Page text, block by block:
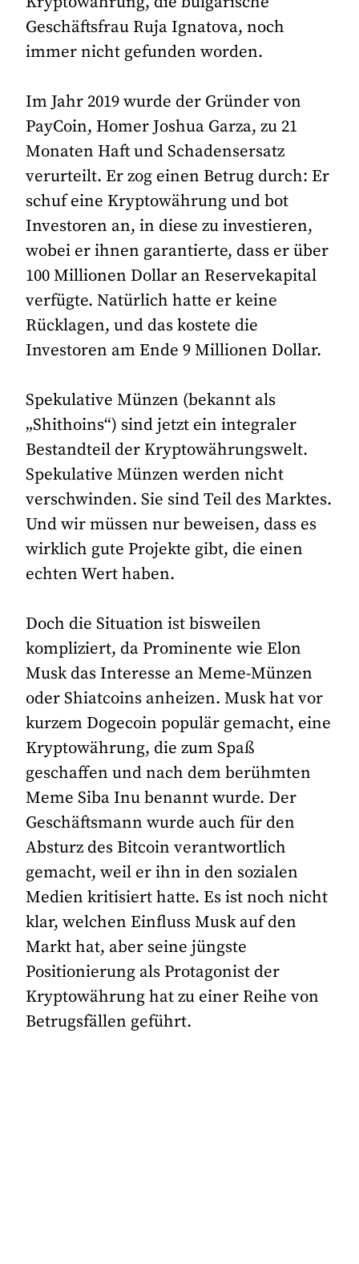
Geschäftsfrau Ruja Ignatova, noch
immer nicht gefunden worden.
Im Jahr 2019 wurde der Gründer von
PayCoin, Homer Joshua Garza, zu 21
Monaten Haft und Schadensersatz
verurteilt. Er zog einen Betrug durch: Er
schuf eine Kryptowährung und bot
Investoren an, in diese zu investieren,
wobei er ihnen garantierte, dass er über
100 Millionen Dollar an Reservekapital
verfügte. Natürlich hatte er keine
Rücklagen, und das kostete die
Investoren am Ende 9 Millionen Dollar.
Spekulative Münzen (bekannt als
„Shithoins“) sind jetzt ein integraler
Bestandteil der Kryptowährungswelt.
Spekulative Münzen werden nicht
verschwinden. Sie sind Teil des Marktes.
Und wir müssen nur beweisen, dass es
wirklich gute Projekte gibt, die einen
echten Wert haben.
Doch die Situation ist bisweilen
kompliziert, da Prominente wie Elon
Musk das Interesse an Meme-Münzen
oder Shiatcoins anheizen. Musk hat vor
kurzem Dogecoin populär gemacht, eine
Kryptowährung, die zum Spaß
geschaffen und nach dem berühmten
Meme Siba Inu benannt wurde. Der
Geschäftsmann wurde auch für den
Absturz des Bitcoin verantwortlich
gemacht, weil er ihn in den sozialen
Medien kritisiert hatte. Es ist noch nicht
klar, welchen Einfluss Musk auf den
Markt hat, aber seine jüngste
Positionierung als Protagonist der
Kryptowährung hat zu einer Reihe von
Betrugsfällen geführt.